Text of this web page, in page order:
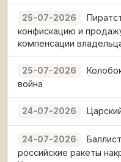
25-07-2026
конфискацию и
компенсации
25-07-2026
война
24-07-2026
24-07-2026
российские ракеты